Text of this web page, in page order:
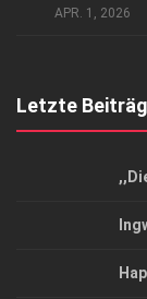
Top Magazin
APR. 1, 2026
Letzte